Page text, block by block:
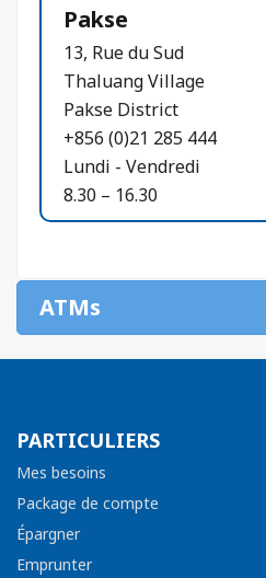
Pakse
13, Rue du Sud
Thaluang Village
Pakse District
+856 (0)21 285 444
Lundi - Vendredi
8.30 – 16.30
ATMs
PARTICULIERS
Mes besoins
Package de compte
Épargner
Emprunter